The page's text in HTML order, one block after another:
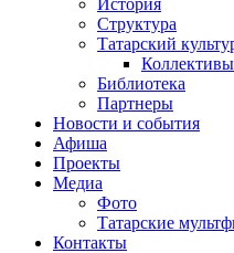
История
Структура
Татарский
Коллективы
Библиотека
Партнеры
Новости и события
Афиша
Проекты
Медиа
Фото
Татарские
Контакты